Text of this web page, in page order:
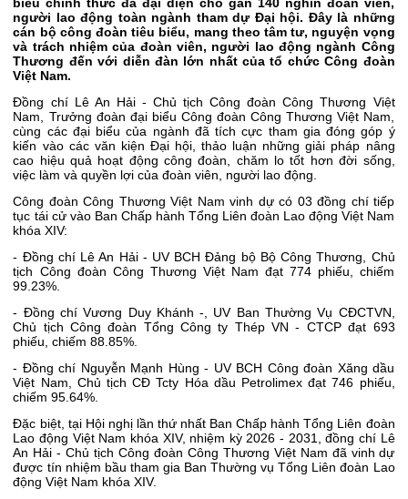
người lao động toàn ngành tham dự Đại hội. Đây là những
cán bộ công đoàn tiêu biểu, mang theo tâm tư, nguyện vọng
và trách nhiệm của đoàn viên, người lao động ngành Công
Thương đến với diễn đàn lớn nhất của tổ chức Công đoàn
Việt Nam.
Đồng chí Lê An Hải - Chủ tịch Công đoàn Công Thương Việt
Nam, Trưởng đoàn đại biểu Công đoàn Công Thương Việt Nam,
cùng các đại biểu của ngành đã tích cực tham gia đóng góp ý
kiến vào các văn kiện Đại hội, thảo luận những giải pháp nâng
cao hiệu quả hoạt động công đoàn, chăm lo tốt hơn đời sống,
việc làm và quyền lợi của đoàn viên, người lao động.
Công đoàn Công Thương Việt Nam vinh dự có 03 đồng chí tiếp
tục tái cử vào Ban Chấp hành Tổng Liên đoàn Lao động Việt Nam
khóa XIV:
- Đồng chí Lê An Hải - UV BCH Đảng bộ Bộ Công Thương, Chủ
tịch Công đoàn Công Thương Việt Nam đạt 774 phiếu, chiếm
99.23%.
- Đồng chí Vương Duy Khánh -, UV Ban Thường Vụ CĐCTVN,
Chủ tịch Công đoàn Tổng Công ty Thép VN - CTCP đạt 693
phiếu, chiếm 88.85%.
- Đồng chí Nguyễn Mạnh Hùng - UV BCH Công đoàn Xăng dầu
Việt Nam, Chủ tịch CĐ Tcty Hóa dầu Petrolimex đạt 746 phiếu,
chiếm 95.64%.
Đặc biệt, tại Hội nghị lần thứ nhất Ban Chấp hành Tổng Liên đoàn
Lao động Việt Nam khóa XIV, nhiệm kỳ 2026 - 2031, đồng chí Lê
An Hải - Chủ tịch Công đoàn Công Thương Việt Nam đã vinh dự
được tín nhiệm bầu tham gia Ban Thường vụ Tổng Liên đoàn Lao
động Việt Nam khóa XIV.